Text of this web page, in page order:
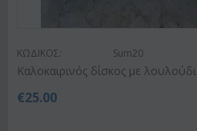
ΚΩΔΙΚΟΣ: Sum20
Kαλοκαιρινός δίσκος με
€25.00